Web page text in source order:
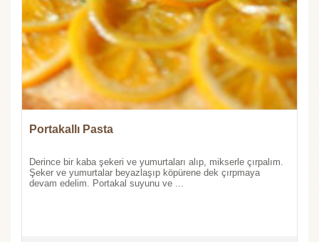
Portakallı Pasta
Derince bir kaba şekeri ve yumurtaları alıp, mikserle çırpalım.
Şeker ve yumurtalar beyazlaşıp köpürene dek çırpmaya
devam edelim. Portakal suyunu ve ...